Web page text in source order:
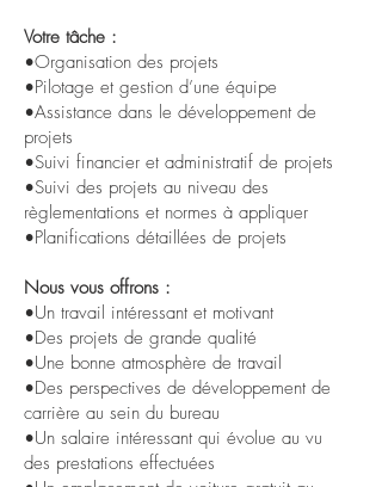
Votre tâche :
•Organisation des projets
•Pilotage et gestion d’une équipe
•Assistance dans le développement de
projets
•Suivi financier et administratif de projets
•Suivi des projets au niveau des
règlementations et normes à appliquer
•Planifications détaillées de projets
Nous vous offrons :
•Un travail intéressant et motivant
•Des projets de grande qualité
•Une bonne atmosphère de travail
•Des perspectives de développement de
carrière au sein du bureau
•Un salaire intéressant qui évolue au vu
des prestations effectuées